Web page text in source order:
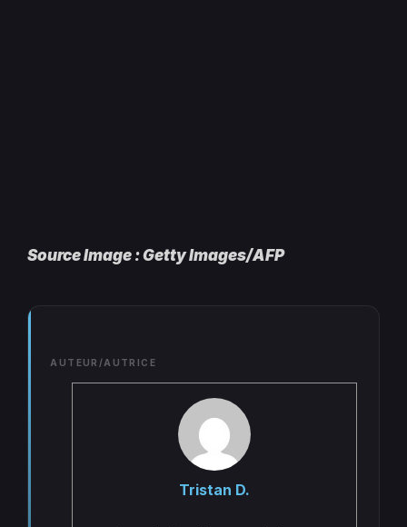
Source Image : Getty Images/AFP
AUTEUR/AUTRICE
Tristan D.